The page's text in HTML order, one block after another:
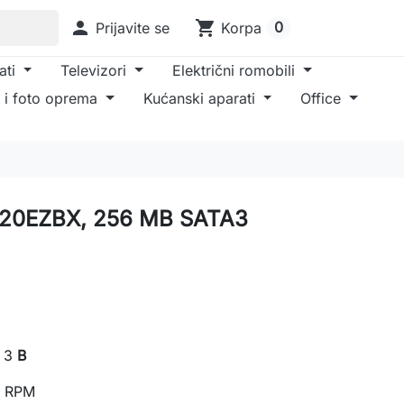
 Prijavite se shopping_cart Korpa 0
Televizori
Električni romobili
i foto oprema Kućanski aparati
Office
256 MB SATA3
3 B